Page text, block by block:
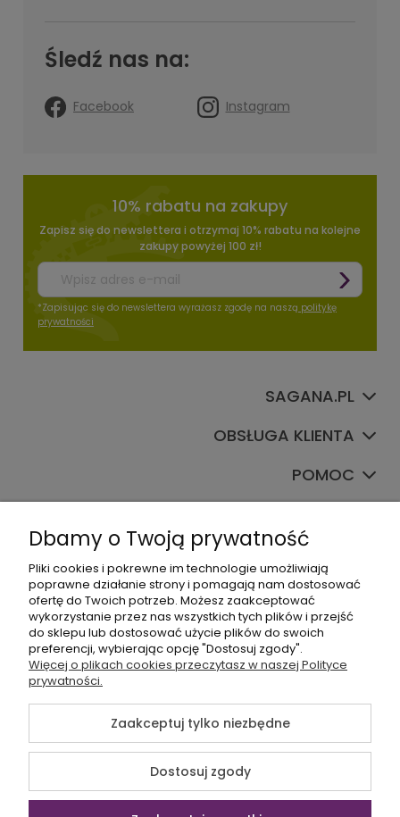
Śledź nas na:
Facebook Instagram
10% rabatu na zakupy
Zapisz się do newslettera i otrzymaj 10% rabatu na kolejne
zakupy powyżej 100 zł!
*Zapisując się do newslettera wyrażasz zgodę na naszą politykę
prywatności
SAGANA.PL
OBSŁUGA KLIENTA
POMOC
+48535745555
Szablon Flex byEcommercy
Dbamy o Twoją prywatność
Pliki cookies i pokrewne im technologie umożliwiają
poprawne działanie strony i pomagają nam dostosować
ofertę do Twoich potrzeb. Możesz zaakceptować
wykorzystanie przez nas wszystkich tych plików i przejść
do sklepu lub dostosować użycie plików do swoich
preferencji, wybierając opcję "Dostosuj zgody".
Więcej o plikach cookies przeczytasz w naszej Polityce
prywatności.
Zaakceptuj tylko niezbędne
Dostosuj zgody